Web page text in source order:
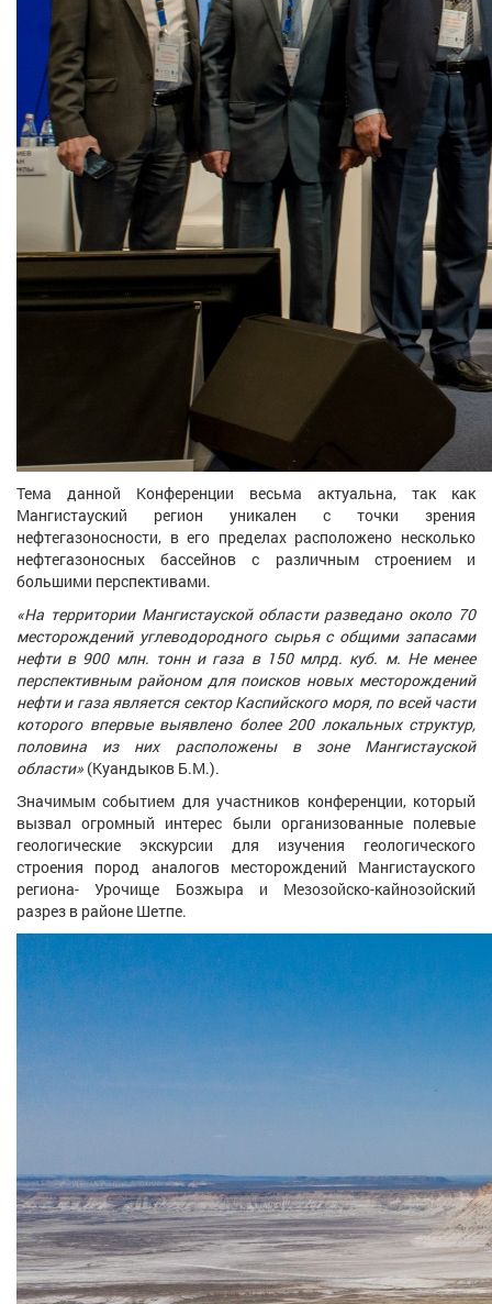
Тема данной Конференции весьма актуальна, так как
Мангистауский регион уникален с точки зрения
нефтегазоносности, в его пределах расположено несколько
нефтегазоносных бассейнов с различным строением и
большими перспективами.
«На территории Мангистауской области разведано около 70
месторождений углеводородного сырья с общими запасами
нефти в 900 млн. тонн и газа в 150 млрд. куб. м. Не менее
перспективным районом для поисков новых месторождений
нефти и газа является сектор Каспийского моря, по всей части
которого впервые выявлено более 200 локальных структур,
половина из них расположены в зоне Мангистауской
области» (Куандыков Б.М.).
Значимым событием для участников конференции, который
вызвал огромный интерес были организованные полевые
геологические экскурсии для изучения геологического
строения пород аналогов месторождений Мангистауского
региона- Урочище Бозжыра и Мезозойско-кайнозойский
разрез в районе Шетпе.